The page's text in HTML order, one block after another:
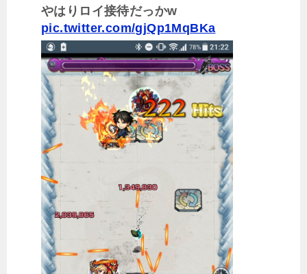
やはりロイ接待だっかw
pic.twitter.com/gjQp1MqBKa